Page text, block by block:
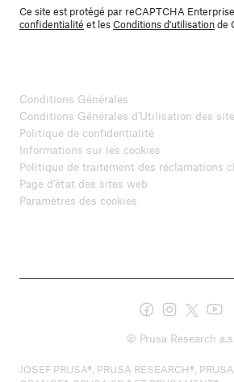
Ce site est protégé par reCAPTCHA
confidentialité et lesConditions d'utilisationde
Conditions Générales
Conditions Générales d'Utilisation des
Politique de confidentialité
Informations sur les cookies
Politique de traitement des réclamations
Page d'état des sites web
Paramètres des cookies
© Prusa Research a.s.
JOSEF PRUSA®, PRUSA RESEARCH®,